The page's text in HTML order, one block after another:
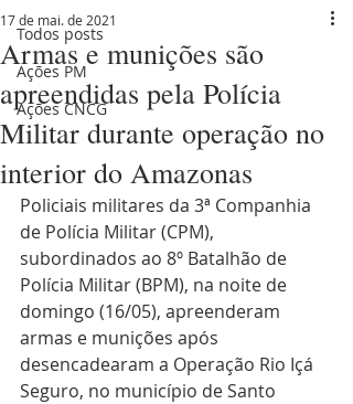
Todos posts
Ações PM
Ações CNCG
Armas e munições são
apreendidas pela Polícia
Militar durante operação no
interior do Amazonas
17 de mai. de 2021
Policiais militares da 3ª Companhia
de Polícia Militar (CPM),
subordinados ao 8º Batalhão de
Polícia Militar (BPM), na noite de
domingo (16/05), apreenderam
armas e munições após
desencadearam a Operação Rio Içá
Seguro, no município de Santo